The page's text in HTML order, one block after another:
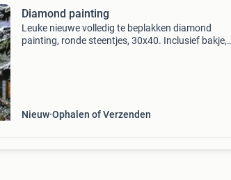
Diamond painting
Leuke nieuwe volledig te beplakken diamond
painting, ronde steentjes, 30x40. Inclusief bakje,
Nieuw Ophalen of Verzenden